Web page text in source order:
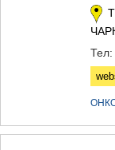
ЦАЛЕНДЖИХА
САМЦХЕ-
АХАЛЦИХЕ
Тел: